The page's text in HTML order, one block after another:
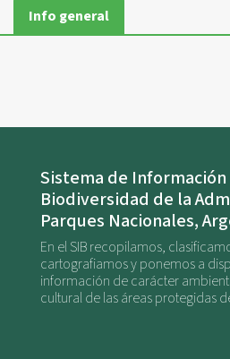
Info general
Sistema de Información
Biodiversidad de la
Parques Nacionales,
En el SIB recopilamos,
cartografiamos y ponemos a
información de carácter
cultural de las áreas protegidas